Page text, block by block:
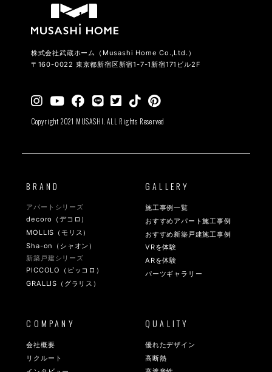
株式会社武蔵ホーム（Musashi Home Co.,Ltd.）
〒160-0022 東京都新宿区新宿1-7-1新宿171ビル2F
Copyright 2021 MUSASHI. ALL Rights Reserved
BRAND
アパートシリーズ
decoro（デコロ）
MOLLIS（モリス）
Sha-on（シャオン）
新築戸建シリーズ
PICCOLO（ピッコロ）
GRALLIS（グラリス）
GALLERY
施工事例一覧
おすすめアパート施工事例
おすすめ新築戸建施工事例
VRを体験
ARを体験
パーツギャラリー
COMPANY
会社概要
リクルート
QUALITY
優れたデザイン
高断熱